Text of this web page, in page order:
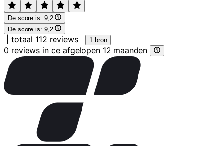
De score is: 9,2
De score is: 9,2
totaal 112 reviews 1 bron
0 reviews in de afgelopen 12 maanden